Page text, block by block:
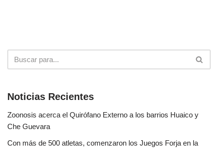
Noticias Recientes
Zoonosis acerca el Quirófano Externo a los barrios Huaico y
Che Guevara
Con más de 500 atletas, comenzaron los Juegos Forja en la